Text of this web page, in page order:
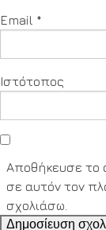
Email *
Ιστότοπος
Αποθήκευσε το
σε αυτόν τον
σχολιάσω.